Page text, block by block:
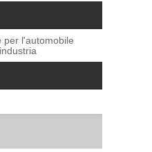
per l'automobile